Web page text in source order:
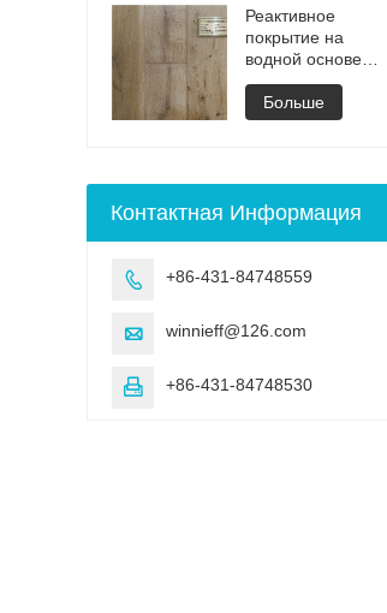
Реактивное
покрытие на
водной основе
Матовый паркет из
инженерной
древесины
Больше
Контактная Информация
 +86-431-84748559
 winnieff@126.com
 +86-431-84748530